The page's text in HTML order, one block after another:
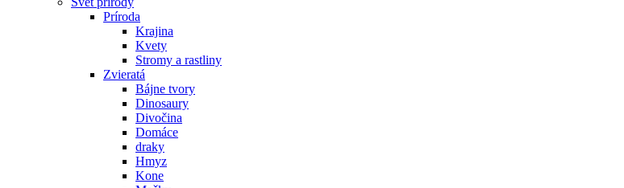
Príroda
Krajina
Kvety
Stromy a rastliny
Zvieratá
Bájne tvory
Dinosaury
Divočina
Domáce
draky
Hmyz
Kone